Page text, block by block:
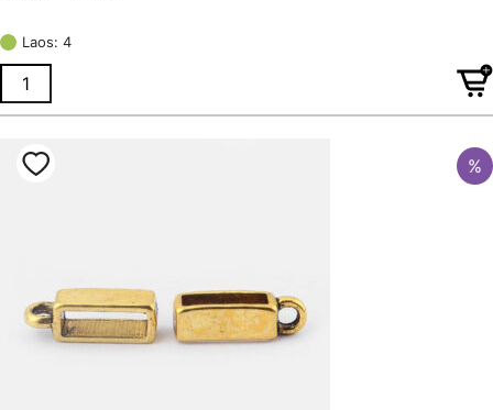
oli:
€ 0,99.
is:
€ 0,74.
Laos: 4
%